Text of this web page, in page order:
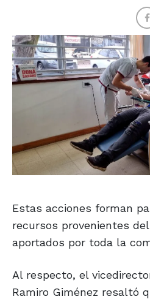
Estas acciones forman
recursos provenientes
aportados por toda la
Al respecto, el
Ramiro Giménez resaltó